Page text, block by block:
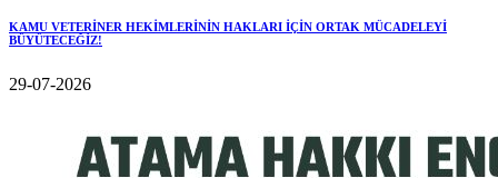
KAMU VETERİNER HEKİMLERİNİN HAKLARI İÇİN ORTAK MÜCADELEYİ
BÜYÜTECEĞİZ!
29-07-2026